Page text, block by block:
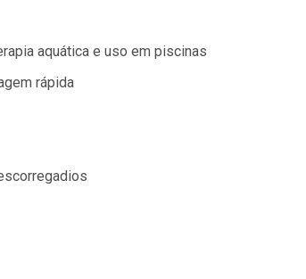
aquática e uso em piscinas
rápida